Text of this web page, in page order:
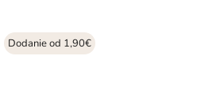
Dodanie od 1,90€